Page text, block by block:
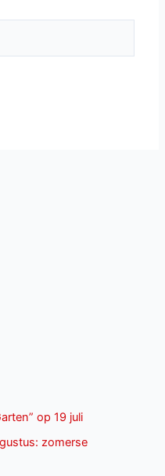
op 19 juli
zomerse